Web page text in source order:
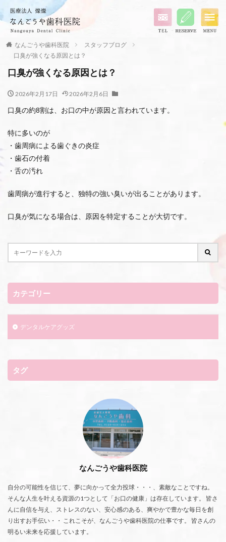
なんごうや歯科医院
スタッフブログ
口臭が強くなる原因とは？
口臭が強くなる原因とは？
2026年2月17日 2026年2月6日
口臭の約8割は、お口の中が原因と言われています。
特に多いのが
・歯周病による歯ぐきの炎症
・歯石の付着
・舌の汚れ
歯周病が進行すると、独特の強い臭いが出ることがあります。
口臭が気になる場合は、原因を特定することが大切です。
カテゴリー
デンタルケアグッズ
タグ
なんごうや歯科医院
自分の可能性を信じて、夢に向かって全力投球・・・、素敵なことですね。
そんな人生を叶える資源の1つとして「お口の健康」は存在しています。 皆さ
んに自信を与え、ストレスのない、安心感のある、爽やかで豊かな毎日を創
り出すお手伝い・・ これこそが、なんごうや歯科医院の仕事です。 皆さんの
明るい未来を応援しています。